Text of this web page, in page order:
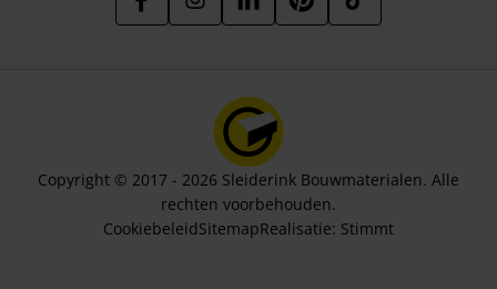
Copyright © 2017 - 2026 Sleiderink Bouwmaterialen. Alle
rechten voorbehouden.
CookiebeleidSitemapRealisatie: Stimmt